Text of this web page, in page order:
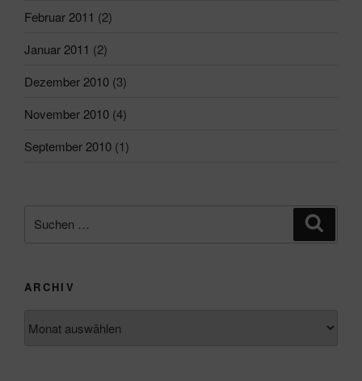
Februar 2011 (2)
Januar 2011 (2)
Dezember 2010 (3)
November 2010 (4)
September 2010 (1)
nach:
ARCHIV